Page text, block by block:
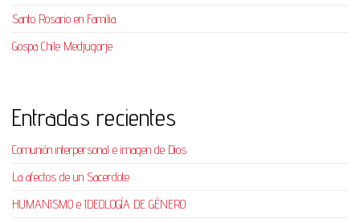
Santo Rosario en Familia
Gospa Chile Medjugorje
Entradas recientes
Comunión interpersonal e imagen de Dios
La afectos de un Sacerdote
HUMANISMO e IDEOLOGÍA DE GÉNERO